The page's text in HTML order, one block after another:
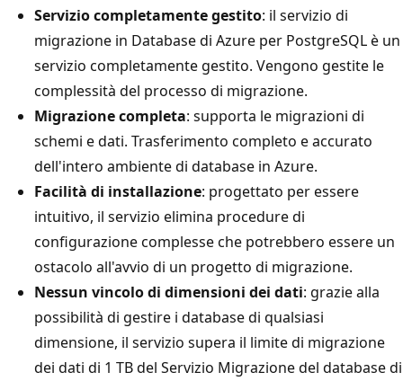
Servizio completamente gestito: il servizio di
migrazione in Database di Azure per PostgreSQL è un
servizio completamente gestito. Vengono gestite le
complessità del processo di migrazione.
Migrazione completa: supporta le migrazioni di
schemi e dati. Trasferimento completo e accurato
dell'intero ambiente di database in Azure.
Facilità di installazione: progettato per essere
intuitivo, il servizio elimina procedure di
configurazione complesse che potrebbero essere un
ostacolo all'avvio di un progetto di migrazione.
Nessun vincolo di dimensioni dei dati: grazie alla
possibilità di gestire i database di qualsiasi
dimensione, il servizio supera il limite di migrazione
dei dati di 1 TB del Servizio Migrazione del database di